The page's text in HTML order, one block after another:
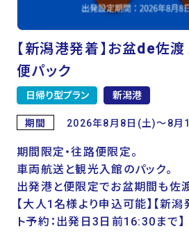
【新潟港発着】お盆de佐
便パック
日帰り型プラン 新潟港
期間 2026年8月8日(土)～8月
期間限定・往路便限定。
車両航送と観光入館のパック。
出発港と便限定でお盆期間も佐渡
【大人1名様より申込可能】【新潟
ト予約：出発日3日前16:30まで】